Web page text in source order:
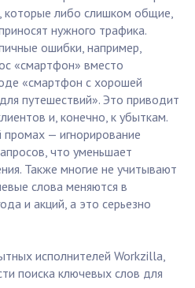
которые либо слишком общие,
нужного трафика.
ошибки, например,
«смартфон» вместо
«смартфон с хорошей
путешествий». Это приводит
и, конечно, к убыткам.
промах — игнорирование
что уменьшает
Также многие не учитывают
слова меняются в
и акций, а это серьезно
исполнителей Workzilla,
поиска ключевых слов для